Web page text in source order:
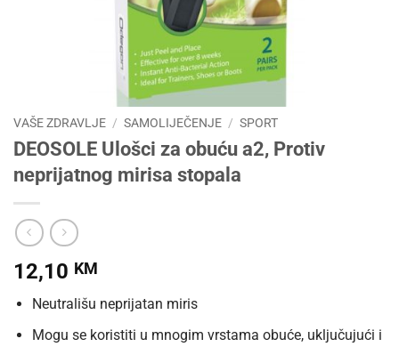
VAŠE ZDRAVLJE / SAMOLIJEČENJE / SPORT
DEOSOLE Ulošci za obuću a2, Protiv
neprijatnog mirisa stopala
12,10 KM
Neutrališu neprijatan miris
Mogu se koristiti u mnogim vrstama obuće, uključujući i